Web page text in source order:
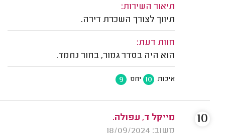
תיאור השירות:
תיווך לצורך השכרת דירה.
חוות דעת:
הוא היה בסדר גמור, בחור נחמד.
איכות 10 יחס 9
מייקל ד, עפולה.
משוב: 18/09/2024
10